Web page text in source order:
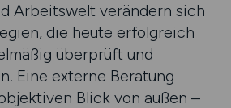
Arbeitswelt verändern sich
die heute erfolgreich
überprüft und
Eine externe Beratung
Blick von außen –